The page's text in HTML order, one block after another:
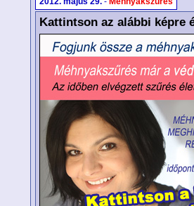
Kattintson az alábbi képre